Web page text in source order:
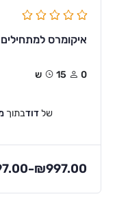
איקומרס
0 15ש
שלדודבתוך
–₪997.00